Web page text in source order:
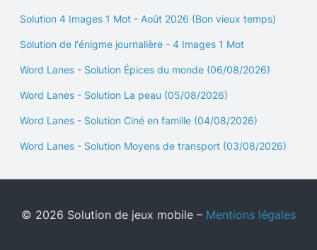
Solution 4 Images 1 Mot - Août 2026 (Bon vieux temps)
Solution de l'énigme journalière - 4 Images 1 Mot
Word Lanes - Solution Épices du monde (06/08/2026)
Word Lanes - Solution La peau (05/08/2026)
Word Lanes - Solution Ciné en famille (04/08/2026)
Word Lanes - Solution Moyens de transport (03/08/2026)
© 2026 Solution de jeux mobile – Mentions légales